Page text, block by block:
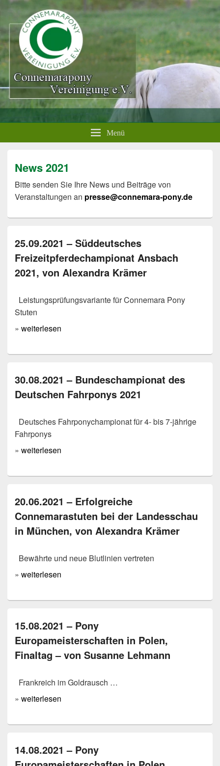
Menü
News 2021
Bitte senden Sie Ihre News und Beiträge von
Veranstaltungen an presse@connemara-pony.de
25.09.2021 – Süddeutsches
Freizeitpferdechampionat Ansbach
2021, von Alexandra Krämer
Leistungsprüfungsvariante für Connemara Pony
Stuten
» weiterlesen
30.08.2021 – Bundeschampionat des
Deutschen Fahrponys 2021
Deutsches Fahrponychampionat für 4- bis 7-jährige
Fahrponys
» weiterlesen
20.06.2021 – Erfolgreiche
Connemarastuten bei der Landesschau
in München, von Alexandra Krämer
Bewährte und neue Blutlinien vertreten
» weiterlesen
15.08.2021 – Pony
Europameisterschaften in Polen,
Finaltag – von Susanne Lehmann
Frankreich im Goldrausch …
» weiterlesen
14.08.2021 – Pony